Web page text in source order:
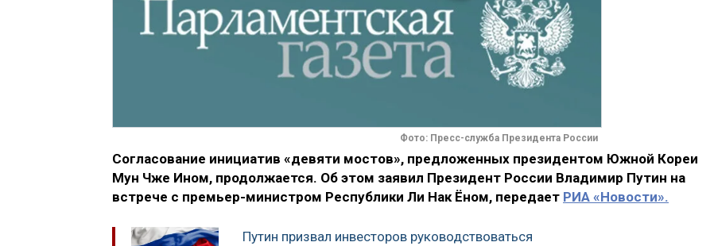
Фото: Пресс-служба Президента России
Согласование инициатив «девяти мостов», предложенных президентом Южной Кореи
Мун Чже Ином, продолжается. Об этом заявил Президент России Владимир Путин на
встрече с премьер-министром Республики Ли Нак Ёном, передает РИА «Новости».
Путин призвал инвесторов руководствоваться